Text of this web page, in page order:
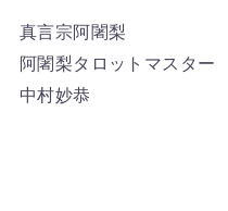
真言宗阿闍梨
阿闍梨タロットマスター
中村妙恭